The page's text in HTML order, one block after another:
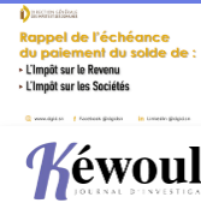
Aller au contenu